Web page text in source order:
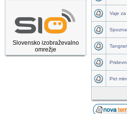
Slovensko izobraževalno
omrežje
Vaje
Pet